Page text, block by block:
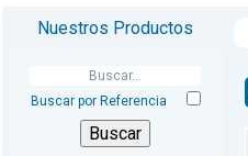
Nuestros Productos
Buscar por Referencia